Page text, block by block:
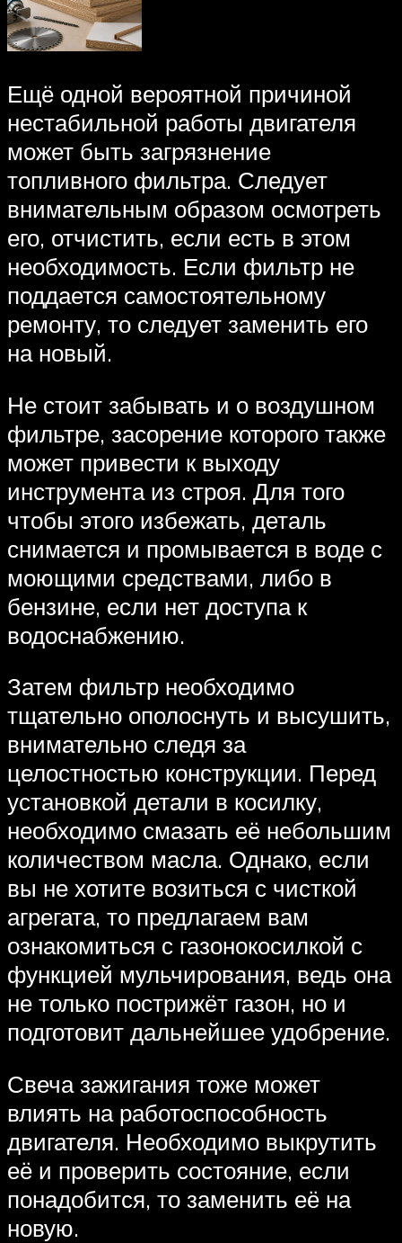
Ещё одной вероятной причиной
нестабильной работы двигателя
может быть загрязнение
топливного фильтра. Следует
внимательным образом осмотреть
его, отчистить, если есть в этом
необходимость. Если фильтр не
поддается самостоятельному
ремонту, то следует заменить его
на новый.
Не стоит забывать и о воздушном
фильтре, засорение которого также
может привести к выходу
инструмента из строя. Для того
чтобы этого избежать, деталь
снимается и промывается в воде с
моющими средствами, либо в
бензине, если нет доступа к
водоснабжению.
Затем фильтр необходимо
тщательно ополоснуть и высушить,
внимательно следя за
целостностью конструкции. Перед
установкой детали в косилку,
необходимо смазать её небольшим
количеством масла. Однако, если
вы не хотите возиться с чисткой
агрегата, то предлагаем вам
ознакомиться с газонокосилкой с
функцией мульчирования, ведь она
не только пострижёт газон, но и
подготовит дальнейшее удобрение.
Свеча зажигания тоже может
влиять на работоспособность
двигателя. Необходимо выкрутить
её и проверить состояние, если
понадобится, то заменить её на
новую.